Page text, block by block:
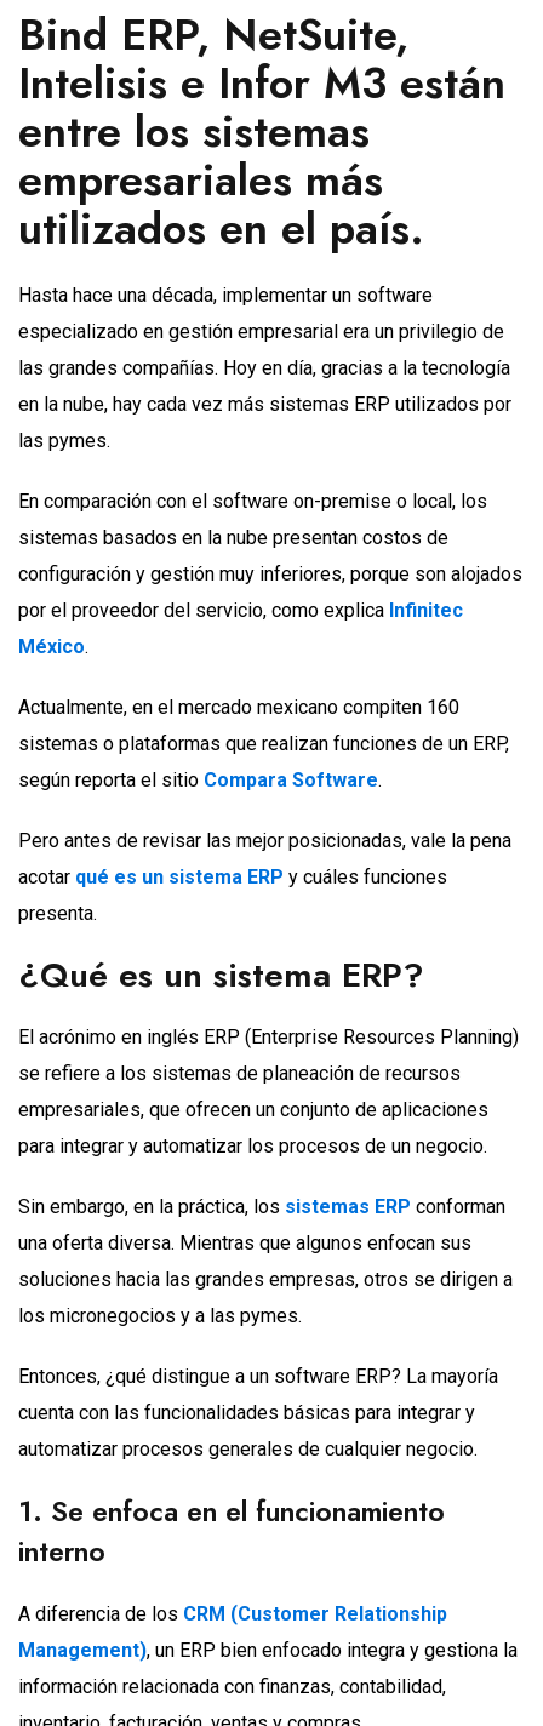
Bind ERP, NetSuite,
Intelisis e Infor M3 están
entre los sistemas
empresariales más
utilizados en el país.
Hasta hace una década, implementar un software
especializado en gestión empresarial era un privilegio de
las grandes compañías. Hoy en día, gracias a la tecnología
en la nube, hay cada vez más sistemas ERP utilizados por
las pymes.
En comparación con el software on-premise o local, los
sistemas basados en la nube presentan costos de
configuración y gestión muy inferiores, porque son alojados
por el proveedor del servicio, como explica Infinitec
México.
Actualmente, en el mercado mexicano compiten 160
sistemas o plataformas que realizan funciones de un ERP,
según reporta el sitio Compara Software.
Pero antes de revisar las mejor posicionadas, vale la pena
acotar qué es un sistema ERP y cuáles funciones
presenta.
¿Qué es un sistema ERP?
El acrónimo en inglés ERP (Enterprise Resources Planning)
se refiere a los sistemas de planeación de recursos
empresariales, que ofrecen un conjunto de aplicaciones
para integrar y automatizar los procesos de un negocio.
Sin embargo, en la práctica, los sistemas ERP conforman
una oferta diversa. Mientras que algunos enfocan sus
soluciones hacia las grandes empresas, otros se dirigen a
los micronegocios y a las pymes.
Entonces, ¿qué distingue a un software ERP? La mayoría
cuenta con las funcionalidades básicas para integrar y
automatizar procesos generales de cualquier negocio.
1. Se enfoca en el funcionamiento
interno
A diferencia de los CRM (Customer Relationship
Management), un ERP bien enfocado integra y gestiona la
información relacionada con finanzas, contabilidad,